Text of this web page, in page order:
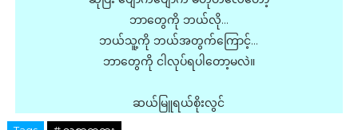
ဘာတွေကို ဘယ်လို…
ဘယ်သူ့ကို ဘယ်အတွက်ကြောင့်…
ဘာတွေကို ငါလုပ်ရပါတော့မလဲ။
ဆယ်မြူရယ်စိုးလွင်